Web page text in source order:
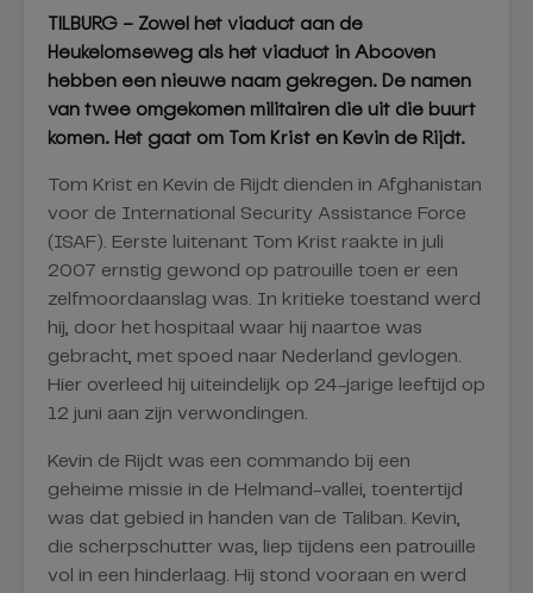
TILBURG – Zowel het viaduct aan de
Heukelomseweg als het viaduct in Abcoven
hebben een nieuwe naam gekregen. De namen
van twee omgekomen militairen die uit die buurt
komen. Het gaat om Tom Krist en Kevin de Rijdt.
Tom Krist en Kevin de Rijdt dienden in Afghanistan
voor de International Security Assistance Force
(ISAF). Eerste luitenant Tom Krist raakte in juli
2007 ernstig gewond op patrouille toen er een
zelfmoordaanslag was. In kritieke toestand werd
hij, door het hospitaal waar hij naartoe was
gebracht, met spoed naar Nederland gevlogen.
Hier overleed hij uiteindelijk op 24-jarige leeftijd op
12 juni aan zijn verwondingen.
Kevin de Rijdt was een commando bij een
geheime missie in de Helmand-vallei, toentertijd
was dat gebied in handen van de Taliban. Kevin,
die scherpschutter was, liep tijdens een patrouille
vol in een hinderlaag. Hij stond vooraan en werd